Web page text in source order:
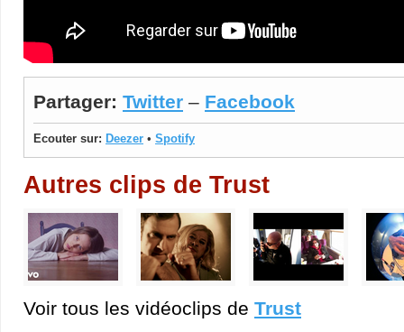
Partager: Twitter – Facebook
Ecouter sur: Deezer • Spotify
Autres clips de Trust
Voir tous les vidéoclips de Trust